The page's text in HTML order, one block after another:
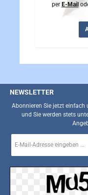
per E-Mail
NEWSLETTER
Abonnieren Sie jetzt einfach
und Sie werden stets
Mail-
*